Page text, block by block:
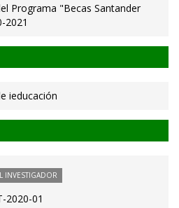
Programa "Becas Santander
2021
ieducación
INVESTIGADOR
2020-01